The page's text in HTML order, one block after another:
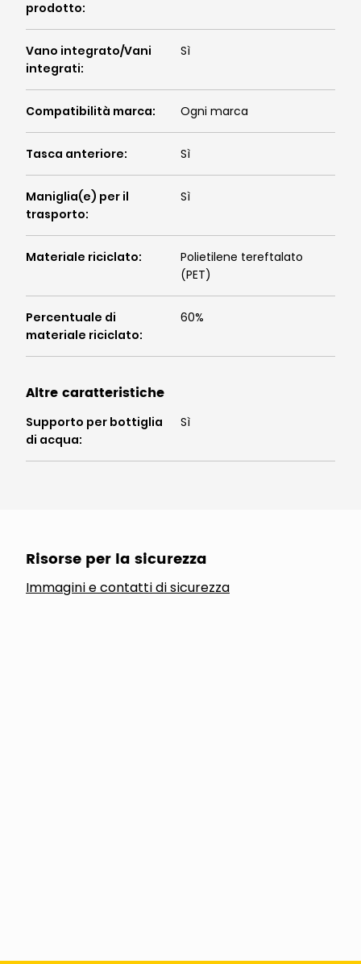
prodotto:
Vano integrato/Vani
integrati:
Sì
Compatibilità marca: Ogni marca
Tasca anteriore: Sì
Maniglia(e) per il
trasporto:
Sì
Materiale riciclato:
Polietilene tereftalato
(PET)
Percentuale di
materiale riciclato:
60%
Altre caratteristiche
Supporto per bottiglia
di acqua:
Sì
Risorse per la sicurezza
Immagini e contatti di sicurezza